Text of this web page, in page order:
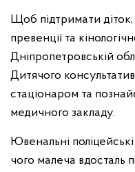
Щоб підтримати діток,
превенції та
Дніпропетровській
Дитячого
стаціонаром та
медичного закладу.
Ювенальні
чого малеча вдосталь